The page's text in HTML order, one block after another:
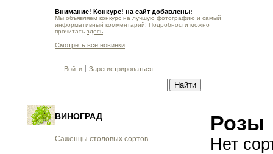
Внимание! Конкурс! на сайт добавлены:
Мы объявляем конкурс на лучшую фотографию и самый
информативный комментарий! Подробности можно
прочитать здесь
Смотреть все новинки
Войти Зарегистрироваться
ВИНОГРАД
Саженцы столовых сортов
Розы
Нет